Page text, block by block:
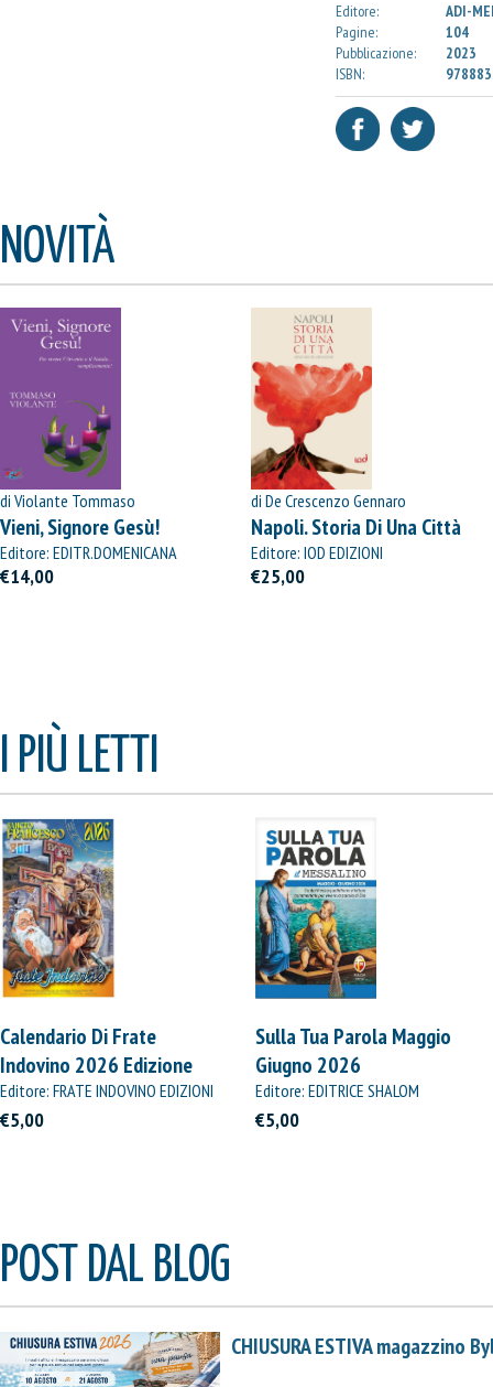
Editore:
ADI-
Pagine:
104
Pubblicazione:
2023
ISBN:
NOVITÀ
di Violante Tommaso
Vieni, Signore Gesù!
Editore: EDITR.DOMENICANA
ITALIANA
€14,00
di De Crescenzo Gennaro
Napoli. Storia Di Una Città
Editore: IOD EDIZIONI
€25,00
I PIÙ LETTI
Calendario Di Frate
Indovino 2026 Edizione
Straordinaria
Editore: FRATE INDOVINO EDIZIONI
€5,00
Sulla Tua Parola Maggio
Giugno 2026
Editore: EDITRICE SHALOM
€5,00
POST DAL BLOG
CHIUSURA ESTIVA magazzino